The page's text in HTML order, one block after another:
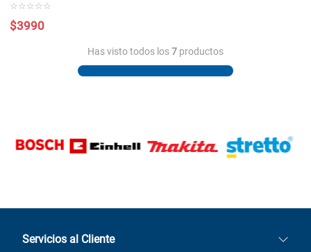
☆ ☆ ☆ ☆ ☆
$3990
Has visto todos los7 productos
Servicios al Cliente